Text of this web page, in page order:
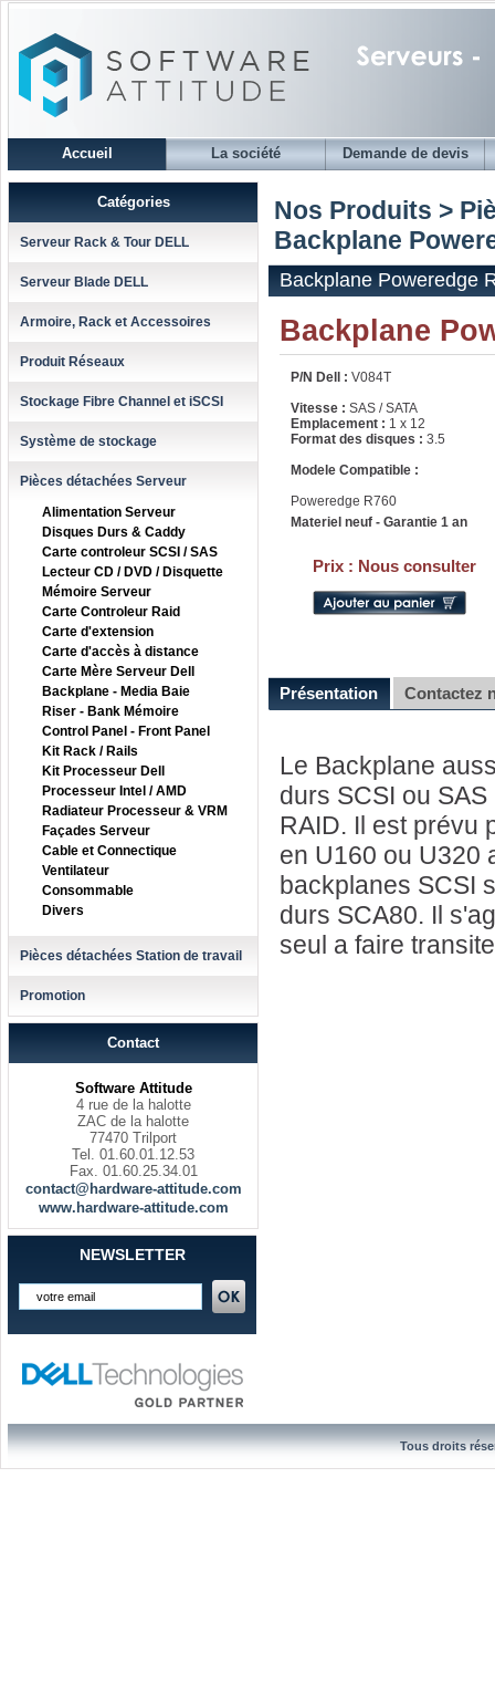
Accueil La société Demande de devis
Catégories
Serveur Rack & Tour DELL
Serveur Blade DELL
Armoire, Rack et Accessoires
Produit Réseaux
Stockage Fibre Channel et iSCSI
Système de stockage
Pièces détachées Serveur
Alimentation Serveur
Disques Durs & Caddy
Carte controleur SCSI / SAS
Lecteur CD / DVD / Disquette
Mémoire Serveur
Carte Controleur Raid
Carte d'extension
Carte d'accès à distance
Carte Mère Serveur Dell
Backplane - Media Baie
Riser - Bank Mémoire
Control Panel - Front Panel
Kit Rack / Rails
Kit Processeur Dell
Processeur Intel / AMD
Radiateur Processeur & VRM
Façades Serveur
Cable et Connectique
Ventilateur
Consommable
Divers
Pièces détachées Station de travail
Promotion
Contact
Software Attitude
4 rue de la halotte
ZAC de la halotte
77470 Trilport
Tel. 01.60.01.12.53
Fax. 01.60.25.34.01
contact@hardware-attitude.com
www.hardware-attitude.com
NEWSLETTER
Nos Produits >
Backplane
Backplane Poweredge
Backplane
P/N Dell : V084T
Vitesse : SAS / SATA
Emplacement : 1 x 12
Format des disques : 3.5
Modele Compatible :
Poweredge R760
Materiel neuf - Garantie 1 an
Prix : Nous consulter
Présentation Contactez
Le Backplane
durs SCSI ou
RAID. Il est prévu
en U160 ou U320
backplanes SCSI
durs SCA80. Il
seul a faire
Tous droits